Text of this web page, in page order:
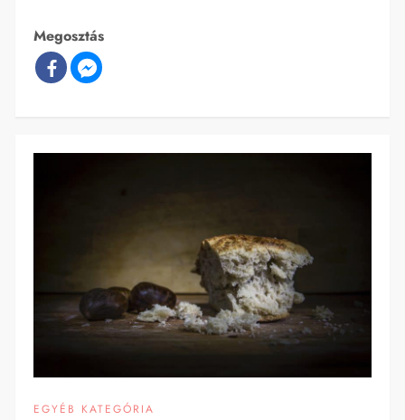
Megosztás
EGYÉB KATEGÓRIA